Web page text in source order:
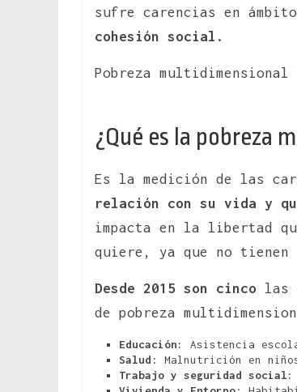
sufre carencias en
cohesión social.
Pobreza
¿Qué es la pobreza
Es la medición de las
relación con su vida y
impacta en la libertad
quiere, ya que no tienen
Desde 2015 son cinco las
de pobreza
Educación:
Asistencia
Salud : Malnutrición en
Trabajo y seguridad social: